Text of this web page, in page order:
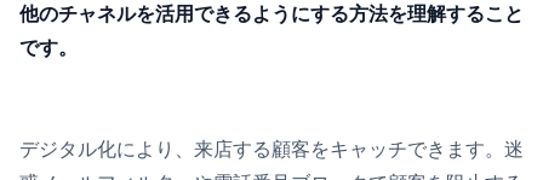
他のチャネルを活用できるようにする方法を理解すること
です。
デジタル化により、来店する顧客をキャッチできます。迷